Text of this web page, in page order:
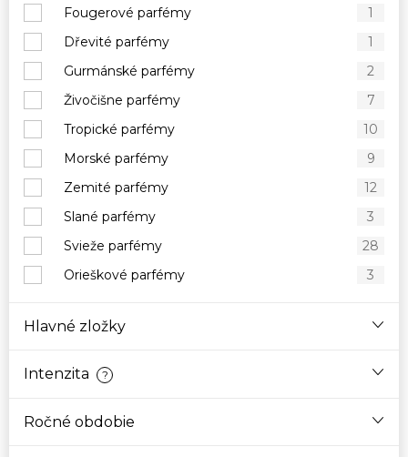
Fougerové parfémy
1
Dřevité parfémy
1
Gurmánské parfémy
2
Živočišne parfémy
7
Tropické parfémy
10
Morské parfémy
9
Zemité parfémy
12
Slané parfémy
3
Svieže parfémy
28
Orieškové parfémy
3
Hlavné zložky
Intenzita ?
Ročné obdobie